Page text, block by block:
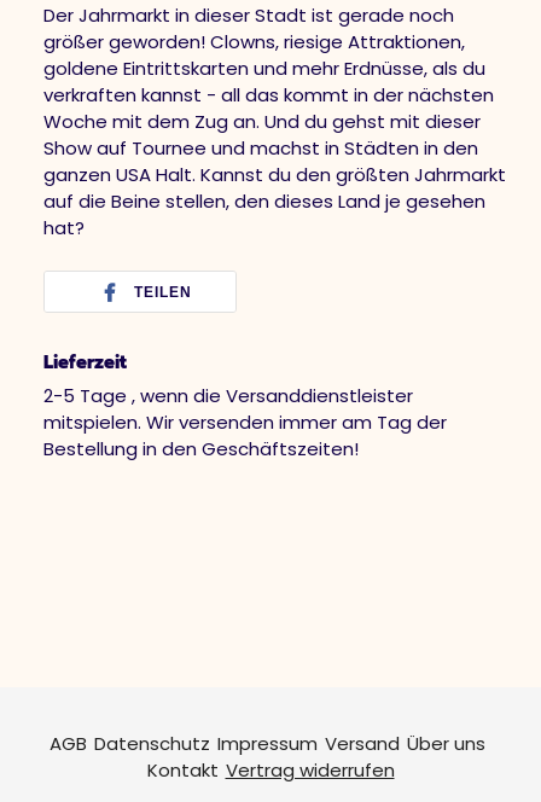
Der Jahrmarkt in dieser Stadt ist gerade noch
größer geworden! Clowns, riesige Attraktionen,
goldene Eintrittskarten und mehr Erdnüsse, als du
verkraften kannst - all das kommt in der nächsten
Woche mit dem Zug an. Und du gehst mit dieser
Show auf Tournee und machst in Städten in den
ganzen USA Halt. Kannst du den größten Jahrmarkt
auf die Beine stellen, den dieses Land je gesehen
hat?
TEILEN
Lieferzeit
2-5 Tage , wenn die Versanddienstleister
mitspielen. Wir versenden immer am Tag der
Bestellung in den Geschäftszeiten!
AGB Datenschutz Impressum Versand Über uns
Kontakt Vertrag widerrufen